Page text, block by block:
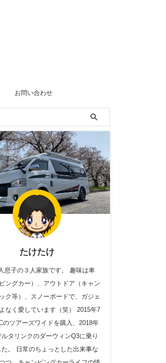
お問い合わせ
たけたけ
息子の３人家族です。 趣味は車
ピングカー）、アウトドア（キャン
ク等）、スノーボードで、ガジェ
なく愛しています（笑） 2015年7
のツアーズワイドを購入、2018年
ルタリンクのダーウィンQ3に乗り
。 日常のちょっとした出来事な